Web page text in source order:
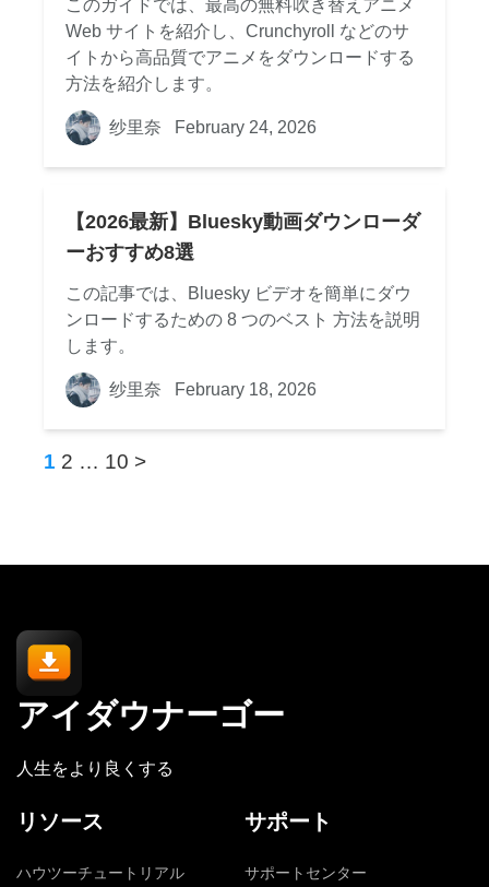
このガイドでは、最高の無料吹き替えアニメ
Web サイトを紹介し、Crunchyroll などのサ
イトから高品質でアニメをダウンロードする
方法を紹介します。
纱里奈 February 24, 2026
【2026最新】Bluesky動画ダウンローダ
ーおすすめ8選
この記事では、Bluesky ビデオを簡単にダウ
ンロードするための 8 つのベスト 方法を説明
します。
纱里奈 February 18, 2026
1 2 … 10 >
アイダウナーゴー
人生をより良くする
リソース
ハウツーチュートリアル
サポート
サポートセンター